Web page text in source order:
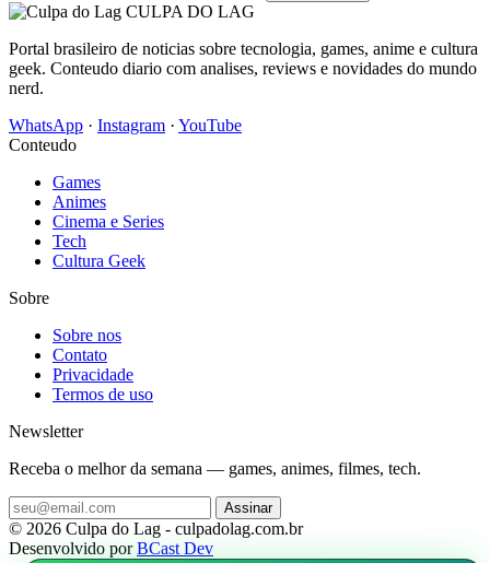
CULPA DO LAG
Portal brasileiro de noticias sobre tecnologia, games, anime e cultura
geek. Conteudo diario com analises, reviews e novidades do mundo
nerd.
WhatsApp · Instagram · YouTube
Conteudo
Games
Animes
Cinema e Series
Tech
Cultura Geek
Sobre
Sobre nos
Contato
Privacidade
Termos de uso
Newsletter
Receba o melhor da semana — games, animes, filmes, tech.
Assinar
© 2026 Culpa do Lag - culpadolag.com.br
Desenvolvido porBCast Dev